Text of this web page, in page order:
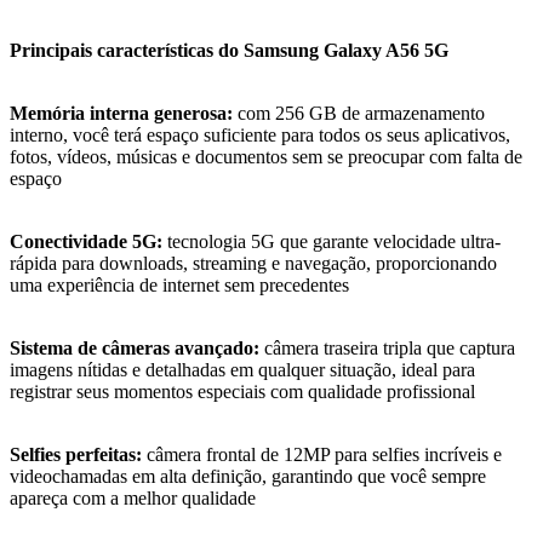
Principais características do Samsung Galaxy A56 5G
Memória interna generosa: com 256 GB de armazenamento
interno, você terá espaço suficiente para todos os seus aplicativos,
fotos, vídeos, músicas e documentos sem se preocupar com falta de
espaço
Conectividade 5G: tecnologia 5G que garante velocidade ultra-
rápida para downloads, streaming e navegação, proporcionando
uma experiência de internet sem precedentes
Sistema de câmeras avançado: câmera traseira tripla que captura
imagens nítidas e detalhadas em qualquer situação, ideal para
registrar seus momentos especiais com qualidade profissional
Selfies perfeitas: câmera frontal de 12MP para selfies incríveis e
videochamadas em alta definição, garantindo que você sempre
apareça com a melhor qualidade